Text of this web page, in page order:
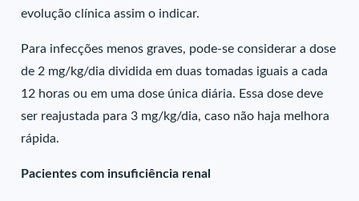
evolução clínica assim o indicar.
Para infecções menos graves, pode-se considerar a dose
de 2 mg/kg/dia dividida em duas tomadas iguais a cada
12 horas ou em uma dose única diária. Essa dose deve
ser reajustada para 3 mg/kg/dia, caso não haja melhora
rápida.
Pacientes com insuficiência renal